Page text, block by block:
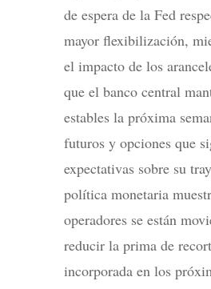
de espera de la Fed
mayor flexibilización,
el impacto de los
que el banco central
estables la próxima
futuros y opciones que
expectativas sobre su
política monetaria
operadores se están
reducir la prima de
incorporada en los